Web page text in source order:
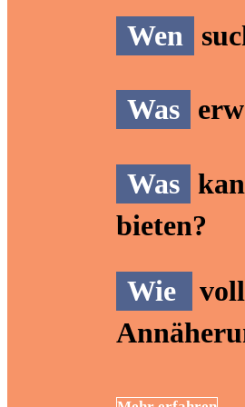
Wen
Was
Was
bieten?
Wie